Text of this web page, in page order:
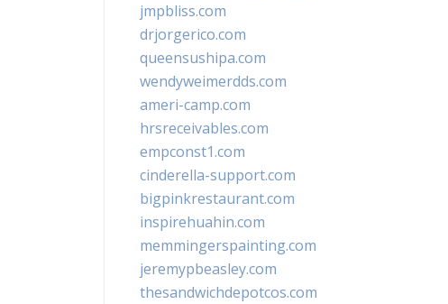
jmpbliss.com
drjorgerico.com
queensushipa.com
wendyweimerdds.com
ameri-camp.com
hrsreceivables.com
empconst1.com
cinderella-support.com
bigpinkrestaurant.com
inspirehuahin.com
memmingerspainting.com
jeremypbeasley.com
thesandwichdepotcos.com